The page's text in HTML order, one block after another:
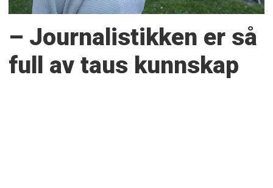
– Journalistikken er så
full av taus kunnskap